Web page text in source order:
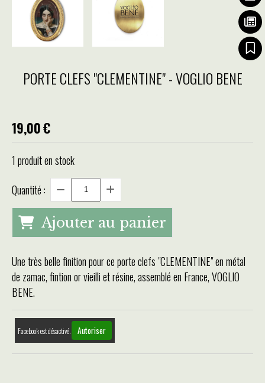
PORTE CLEFS "CLEMENTINE" - VOGLIO BENE
19,00€
1 produit en stock
Quantité :
Ajouter au panier
Une très belle finition pour ce porte clefs "CLEMENTINE" en métal
de zamac, fintion or vieilli et résine, assemblé en France, VOGLIO
BENE.
Facebook est désactivé. Autoriser